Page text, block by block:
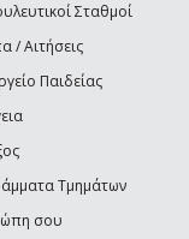
Σταθμοί
/ Αιτήσεις
Παιδείας
Τμημάτων
σου